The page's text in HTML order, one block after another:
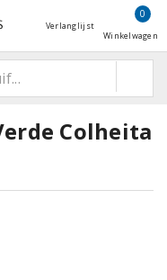
Verlanglijst
0
Winkelwagen
Colheita